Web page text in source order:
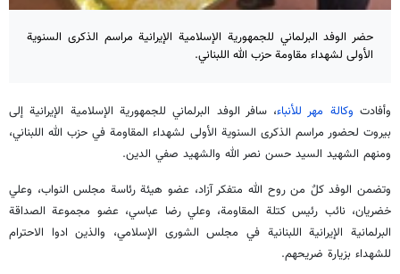
حضر الوفد البرلماني للجمهورية الإسلامية الإيرانية مراسم الذكرى السنوية
الأولى لشهداء مقاومة حزب الله اللبناني.
وأفادت وكالة مهر للأنباء، سافر الوفد البرلماني للجمهورية الإسلامية الإيرانية إلى
بيروت لحضور مراسم الذكرى السنوية الأولى لشهداء المقاومة في حزب الله اللبناني،
ومنهم الشهيد السيد حسن نصر الله والشهيد صفي الدين.
وتضمن الوفد كلٌ من روح الله متفكر آزاد، عضو هيئة رئاسة مجلس النواب، وعلي
خضريان، نائب رئيس كتلة المقاومة، وعلي رضا عباسي، عضو مجموعة الصداقة
البرلمانية الإيرانية اللبنانية في مجلس الشورى الإسلامي، والذين ادوا الاحترام
للشهداء بزيارة ضريحهم.